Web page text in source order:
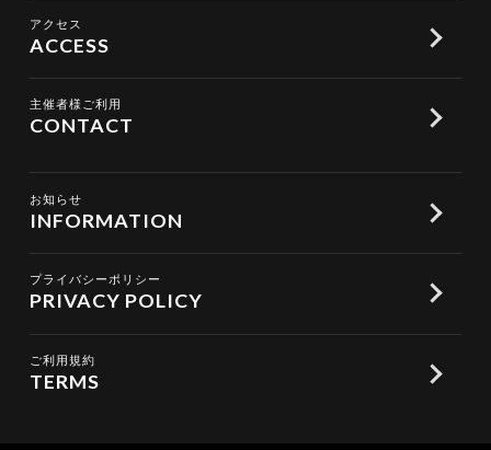
アクセス
ACCESS
主催者様ご利用
CONTACT
お知らせ
INFORMATION
プライバシーポリシー
PRIVACY POLICY
ご利用規約
TERMS